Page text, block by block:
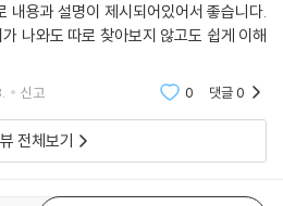
내용과 설명이 제시되어있어서 좋습니다.
나와도 따로 찾아보지 않고도 쉽게 이해
신고 0 댓글0
전체보기